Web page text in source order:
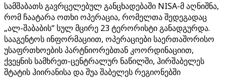
სამშაბათს გავრცელებულ განცხადებაში NISA-მ აღნიშნა,
რომ ჩაატარა ოთხი ოპერაცია, რომელთა შედეგადაც
„ალ-შაბაბის“ სულ მცირე 23 ტერორისტი განადგურდა.
სააგენტოს ინფორმაციით, ოპერაციები საერთაშორისო
უსაფრთხოების პარტნიორებთან კოორდინაციით,
ქვეყნის სამხრეთ-ცენტრალურ ნაწილში, ჰირშაბელეს
შტატის ჰიირანისა და შუა შაბელეს რეგიონებში